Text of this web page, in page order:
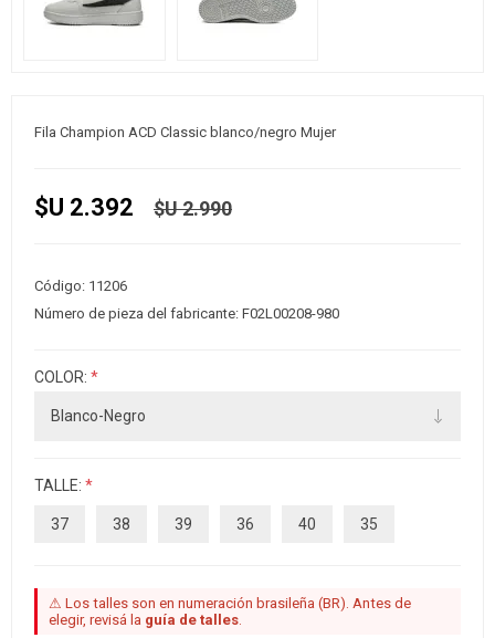
Fila Champion ACD Classic blanco/negro Mujer
$U 2.392 $U 2.990
Código: 11206
Número de pieza del fabricante: F02L00208-980
COLOR: *
TALLE: *
37 38 39 36 40 35
⚠ Los talles son en numeración brasileña (BR). Antes de
elegir, revisá la guía de talles.